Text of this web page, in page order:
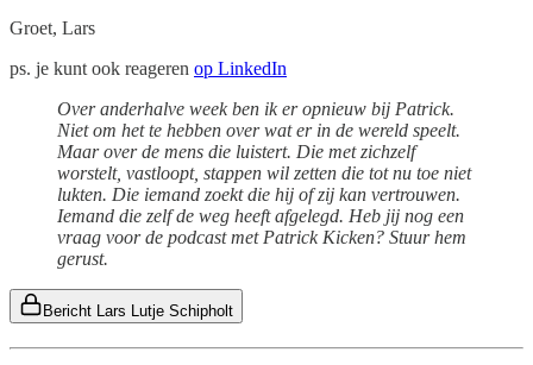
Groet, Lars
ps. je kunt ook reageren op LinkedIn
Over anderhalve week ben ik er opnieuw bij Patrick.
Niet om het te hebben over wat er in de wereld speelt.
Maar over de mens die luistert. Die met zichzelf
worstelt, vastloopt, stappen wil zetten die tot nu toe niet
lukten. Die iemand zoekt die hij of zij kan vertrouwen.
Iemand die zelf de weg heeft afgelegd. Heb jij nog een
vraag voor de podcast met Patrick Kicken? Stuur hem
gerust.
Bericht Lars Lutje Schipholt